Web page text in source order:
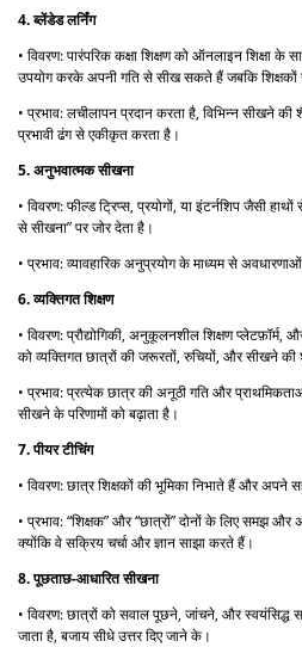
4. ब्लेंडेड लर्निंग
• विवरण: पारंपरिक कक्षा शिक्षण को ऑनलाइन शिक्षा के
उपयोग करके अपनी गति से सीख सकते हैं जबकि शिक्षकों
• प्रभाव: लचीलापन प्रदान करता है, विभिन्न सीखने की
प्रभावी ढंग से एकीकृत करता है।
5. अनुभवात्मक सीखना
• विवरण: फील्ड ट्रिप्स, प्रयोगों, या इंटर्नशिप जैसी
से सीखना” पर जोर देता है।
• प्रभाव: व्यावहारिक अनुप्रयोग के माध्यम से
6. व्यक्तिगत शिक्षण
• विवरण: प्रौद्योगिकी, अनुकूलनशील शिक्षण प्लेटफ़ॉर्म,
को व्यक्तिगत छात्रों की जरूरतों, रुचियों, और सीखने
• प्रभाव: प्रत्येक छात्र की अनूठी गति और
सीखने के परिणामों को बढ़ाता है।
7. पीयर टीचिंग
• विवरण: छात्र शिक्षकों की भूमिका निभाते हैं और अपने
• प्रभाव: “शिक्षक” और “छात्रों” दोनों के लिए समझ
क्योंकि वे सक्रिय चर्चा और ज्ञान साझा करते हैं।
8. पूछताछ-आधारित सीखना
• विवरण: छात्रों को सवाल पूछने, जांचने, और स्वयंसिद्ध
जाता है, बजाय सीधे उत्तर दिए जाने के।